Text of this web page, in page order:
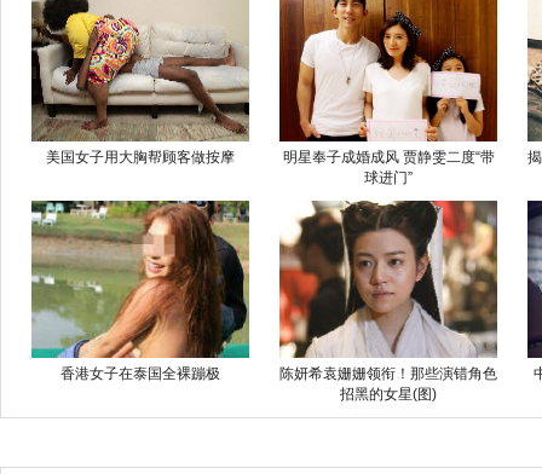
美国女子用大胸帮顾客做按摩
明星奉子成婚成风 贾静雯二度“带
球进门”
香港女子在泰国全裸蹦极
陈妍希袁姗姗领衔！那些演错角色
招黑的女星(图)